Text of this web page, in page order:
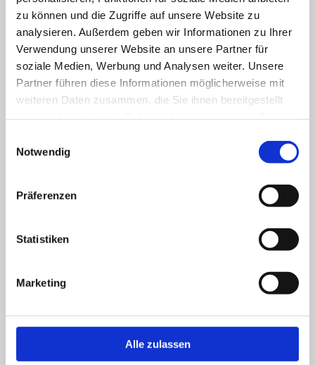
zu können und die Zugriffe auf unsere Website zu
analysieren. Außerdem geben wir Informationen zu Ihrer
Verwendung unserer Website an unsere Partner für
soziale Medien, Werbung und Analysen weiter. Unsere
Partner führen diese Informationen möglicherweise mit
weiteren Daten zusammen, die Sie ihnen bereitgestellt
Notwendig
Präferenzen
Statistiken
Marketing
Alle zulassen
Anzahl Plätze
Es liegen keine Daten vor